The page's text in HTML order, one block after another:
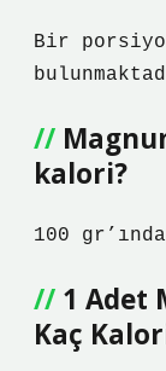
Bir
kalori?
100
1 Adet
Kaç